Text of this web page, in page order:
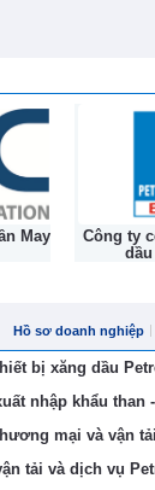
May
Công ty
Hồ sơ doanh nghiệp
bị xăng dầu
nhập khẩu than
mại và vận
tải và dịch vụ